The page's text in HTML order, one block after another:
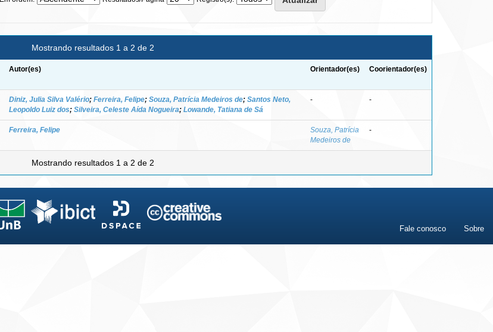
Mostrando resultados 1 a 2 de 2
Autor(es) Orientador(es) Coorientador(es)
Diniz, Julia Silva Valério; Ferreira, Felipe; Souza, Patrícia Medeiros de; Santos Neto,
Leopoldo Luiz dos; Silveira, Celeste Aída Nogueira; Lowande, Tatiana de Sá
- -
Ferreira, Felipe
Souza, Patrícia
Medeiros de
-
Mostrando resultados 1 a 2 de 2
Fale conosco Sobre